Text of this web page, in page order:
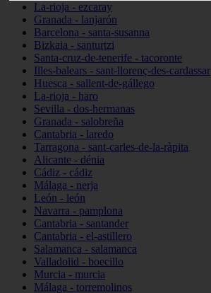
La-rioja - ezcaray
Granada - lanjarón
Barcelona - santa-susanna
Bizkaia - santurtzi
Santa-cruz-de-tenerife - tacoronte
Illes-balears - sant-llorenç-des-cardassar
Huesca - sallent-de-gállego
La-rioja - haro
Sevilla - dos-hermanas
Granada - salobreña
Cantabria - laredo
Tarragona - sant-carles-de-la-ràpita
Alicante - dénia
Cádiz - cádiz
Málaga - nerja
León - león
Navarra - pamplona
Cantabria - santander
Cantabria - el-astillero
Salamanca - salamanca
Valladolid - boecillo
Murcia - murcia
Málaga - torremolinos